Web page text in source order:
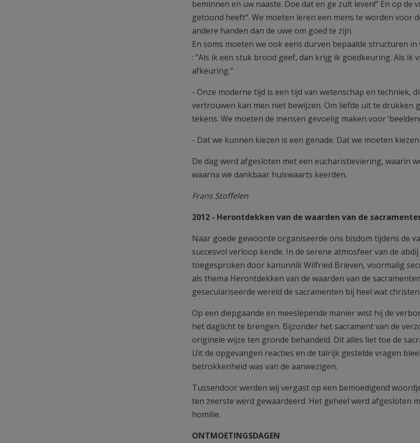
beminnen en uw naaste. Doe dat en ge zult leven!" En op
getoond heeft". We moeten leren een mens te worden voor
andere handen dan de uwe om goed te zijn.
En soms moeten we ook eens durven bepaalde structuren
: "Als ik een stuk brood geef, dan krijg ik goedkeuring. Als
afkeuring."
- Onze moderne tijd is een tijd van wetenschap en techniek,
vertrouwen kan men niet bewijzen. Om liefde uit te drukken
tekens. We moeten de mensen gevoelig maken voor
- Dat we kunnen kiezen is een genade. Dat we moeten
De dag werd afgesloten met een eucharistieviering, waarin
waarna we dankbaar huiswaarts keerden.
Frans Stoffelen
2012 - Herontdekken van de waarden van de
Naar goede gewoonte organiseerde ons bisdom tijdens de
succesvol verloop kende. In de serene atmosfeer van de
toegesproken door kanunnik Wilfried Brieven, voormalig
als thema Herontdekken van de waarden van de
geseculariseerde wereld de sacramenten bij heel wat
Op een diepgaande en meeslepende manier wist hij de
het daglicht te brengen. Bijzonder het sacrament van de
originele wijze ten gronde behandeld. Dit alles liet toe de
Uit de opgevangen reacties en de talrijk gestelde vragen
betrokkenheid was van de aanwezigen.
Tussendoor werden wij vergast op een bemoedigend
ten zeerste werd gewaardeerd. Het geheel werd afgesloten
homilie.
ONTMOETINGSDAGEN